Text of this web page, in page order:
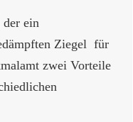
ein
Ziegel für
zwei Vorteile